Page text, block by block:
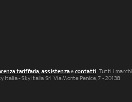
tariffaria,assistenzae contatti. Tutti i marchi
- Sky Italia Srl Via Monte Penice, 7 - 20138